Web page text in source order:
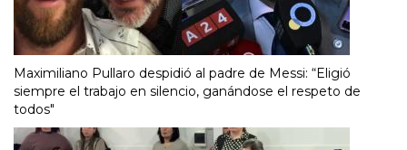
Maximiliano Pullaro despidió al padre de Messi: “Eligió
siempre el trabajo en silencio, ganándose el respeto de
todos"